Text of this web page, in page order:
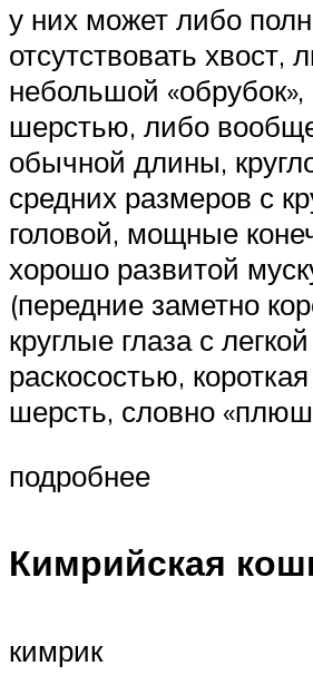
у них может либо
отсутствовать хвост,
небольшой
шерстью, либо
обычной длины,
средних размеров с
головой, мощные
хорошо развитой
(передние заметно
круглые глаза с легкой
раскосостью,
шерсть, словно
подробнее
Кимрийская
кимрик